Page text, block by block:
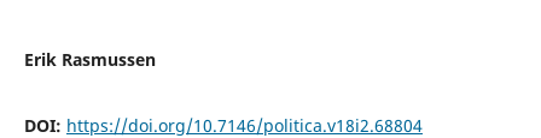
Erik Rasmussen
DOI: https://doi.org/10.7146/politica.v18i2.68804